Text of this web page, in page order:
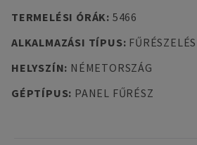
TERMELÉSI ÓRÁK: 5466
ALKALMAZÁSI TÍPUS:
HELYSZÍN: NÉMETORSZÁG
GÉPTÍPUS: PANEL FŰRÉSZ